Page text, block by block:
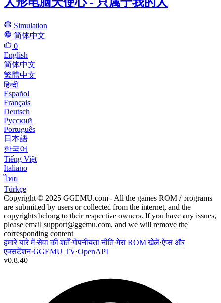
Simulation
简体中文
0
English
简体中文
繁體中文
हिन्दी
Español
Français
Deutsch
Русский
Português
日本語
한국어
Tiếng Việt
Italiano
ไทย
Türkçe
Copyright © 2025 GGEMU.com - All the games ROM / programs
are submitted by users or collected from the internet, and the
copyrights belong to their respective owners. If you have any issues,
please email support@ggemu.com, and we will remove the
corresponding content.
हमारे बारे में·सेवा की शर्तें·गोपनीयता नीति·मेरा ROM खेलें·ऐप्स और
एक्सटेंशन·GGEMU TV·OpenAPI
v0.8.40